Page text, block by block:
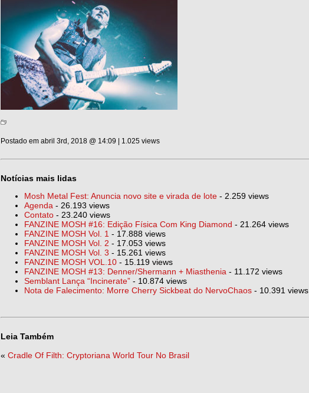
Postado em abril 3rd, 2018 @ 14:09 | 1.025 views
Notícias mais lidas
Mosh Metal Fest: Anuncia novo site e virada de lote - 2.259 views
Agenda - 26.193 views
Contato - 23.240 views
FANZINE MOSH #16: Edição Física Com King Diamond - 21.264 views
FANZINE MOSH Vol. 1 - 17.888 views
FANZINE MOSH Vol. 2 - 17.053 views
FANZINE MOSH Vol. 3 - 15.261 views
FANZINE MOSH VOL.10 - 15.119 views
FANZINE MOSH #13: Denner/Shermann + Miasthenia - 11.172 views
Semblant Lança “Incinerate” - 10.874 views
Nota de Falecimento: Morre Cherry Sickbeat do NervoChaos - 10.391 views
Leia Também
« Cradle Of Filth: Cryptoriana World Tour No Brasil